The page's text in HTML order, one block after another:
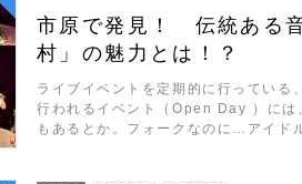
市原で発見！ 伝統ある
村」の魅力とは！？
ライブイベントを定期的に行っている
行われるイベント（Open Day ）には
もあるとか。フォークなのに…アイ